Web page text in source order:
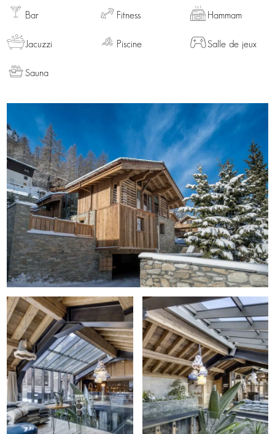
Bar Fitness Hammam
Jacuzzi Piscine Salle de jeux
Sauna